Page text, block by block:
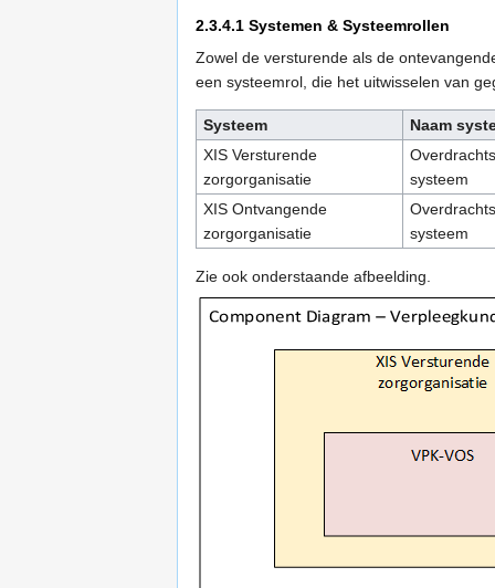
2.3.4.1 Systemen & Systeemrollen
Zowel de versturende als de
een systeemrol, die het uitwisselen van
Systeem
Naam
XIS Versturende
zorgorganisatie
systeem
XIS Ontvangende
zorgorganisatie
systeem
Zie ook onderstaande afbeelding.